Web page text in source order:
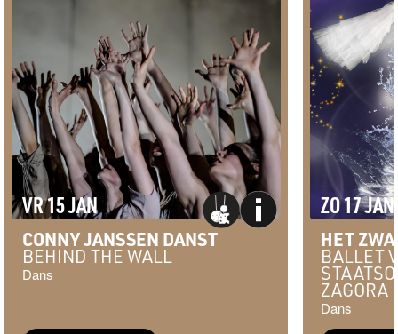
VR 15 JAN
CONNY JANSSEN DANST
BEHIND THE WALL
Dans
ZO 17 JAN
HET
BALLET
ZAGORA
Dans